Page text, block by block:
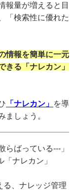
報量が増えると目
「検索性に優れた
情報を簡単に一元
きる「ナレカン」
「ナレカン」 を導
ましょう。
らばっている---」
「ナレカン」
る、ナレッジ管理